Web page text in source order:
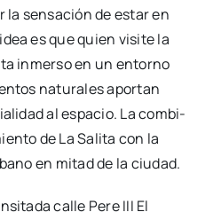
la sen­sa­ción de estar en
es que quien visi­te la
inmer­so en un entorno
natu­ra­les apor­tan
al espa­cio. La com­bi­
de La Sali­ta con la
en mitad de la ciu­dad.
calle Pere III El